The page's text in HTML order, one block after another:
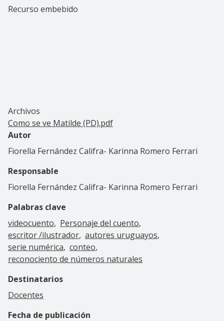
Recurso embebido
Archivos
Como se ve Matilde (PD).pdf
Autor
Fiorella Fernández Califra- Karinna Romero Ferrari
Responsable
Fiorella Fernández Califra- Karinna Romero Ferrari
Palabras clave
videocuento
Personaje del cuento
escritor /ilustrador autores uruguayos
serie numérica conteo
reconociento de números naturales
Destinatarios
Docentes
Fecha de publicación